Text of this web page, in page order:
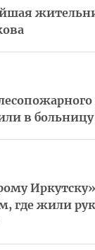
в
Иркутску»
где жили